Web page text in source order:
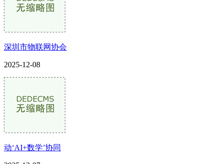
深圳市物联网协会
2025-12-08
动‘AI+数学’协同